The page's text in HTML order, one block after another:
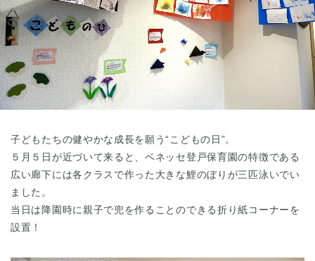
都道府県
から探す
東京都
東京都 全域
子どもたちの健やかな成長を願う“こどもの日”。
５月５日が近づいて来ると、ベネッセ登戸保育園の特徴である
広い廊下には各クラスで作った大きな鯉のぼりが三匹泳いでい
ました。
当日は降園時に親子で兜を作ることのできる折り紙コーナーを
設置！